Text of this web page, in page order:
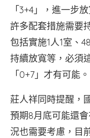
「3+4」，進一步
許多配套措施需要
包括實施1人1室、
持續放寬等，必須
「0+7」才有可能。
莊人祥同時提醒，
預期8月底可能還
況也需要考慮，目